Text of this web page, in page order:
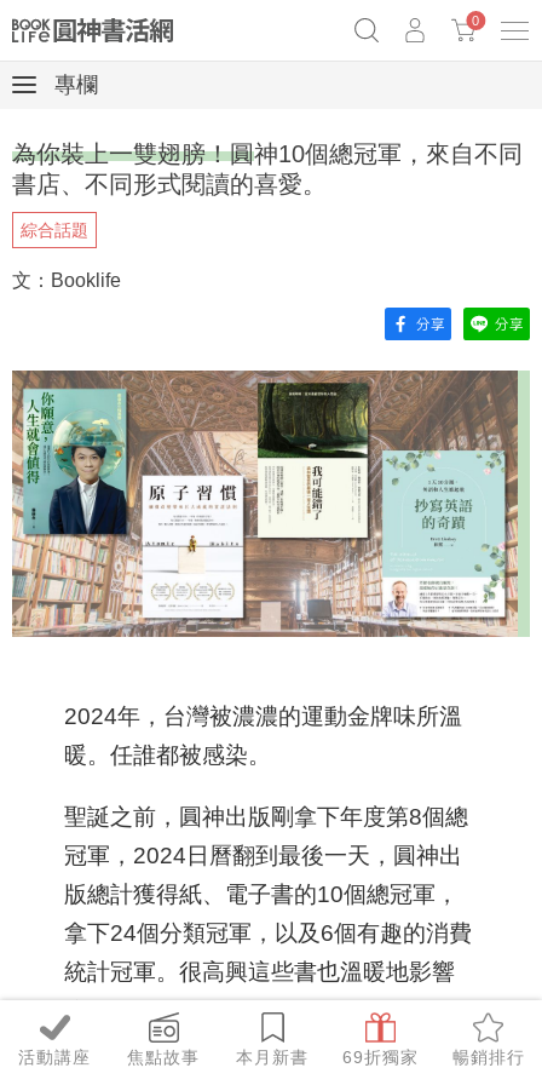
Netflix話題章魚小說！
0
活動講座 焦點故事 本月新書 69折獨家 暢銷排行
專欄
為你裝上一雙翅膀！圓神10個總冠軍，來自不同
書店、不同形式閱讀的喜愛。
綜合話題
文：Booklife
2024年，台灣被濃濃的運動金牌味所溫
暖。任誰都被感染。
聖誕之前，圓神出版剛拿下年度第8個總
冠軍，2024日曆翻到最後一天，圓神出
版總計獲得紙、電子書的10個總冠軍，
拿下24個分類冠軍，以及6個有趣的消費
統計冠軍。很高興這些書也溫暖地影響
你。
（正在選禮物嗎？想要依照書籍分類找書